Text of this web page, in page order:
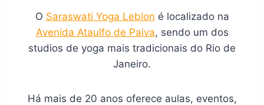
O Saraswati Yoga Leblon é localizado na
Avenida Ataulfo de Paiva, sendo um dos
studios de yoga mais tradicionais do Rio de
Janeiro.
Há mais de 20 anos oferece aulas, eventos,